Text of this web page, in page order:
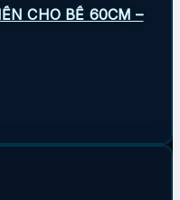
CHO BỂ 60CM –